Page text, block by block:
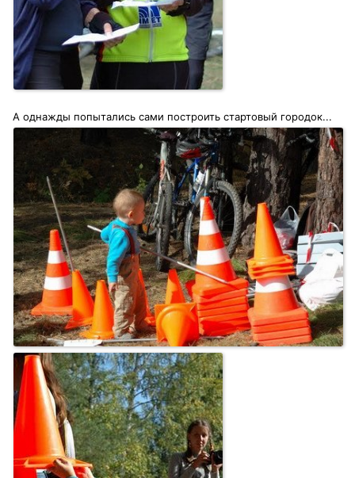
А однажды попытались сами построить стартовый городок...